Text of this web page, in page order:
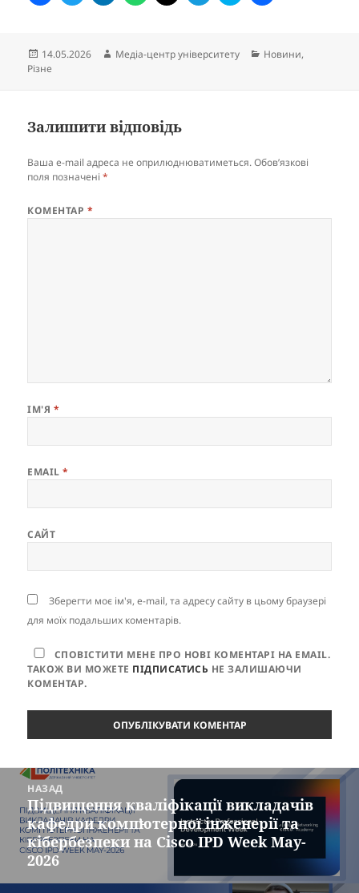
Опубліковано
14.05.2026 Автор
Медіа-центр університету Категорії
Новини,
Різне
Залишити відповідь
Ваша e-mail адреса не оприлюднюватиметься. Обов’язкові
поля позначені*
КОМЕНТАР *
ІМ'Я *
EMAIL*
САЙТ
Зберегти моє ім'я, e-mail, та адресу сайту в цьому браузері
для моїх подальших коментарів.
СПОВІСТИТИ МЕНЕ ПРО НОВІ КОМЕНТАРІ НА EMAIL.
ТАКОЖ ВИ МОЖЕТЕ ПІДПИСАТИСЬ НЕ ЗАЛИШАЮЧИ
КОМЕНТАР.
Навігація
записівНАЗАД
Попередній
запис:
Підвищення кваліфікації викладачів
кафедри компʼютерної інженерії та
кібербезпеки на Cisco IPD Week May-
2026